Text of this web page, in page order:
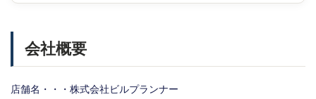
会社概要
店舗名・・・株式会社ビルプランナー